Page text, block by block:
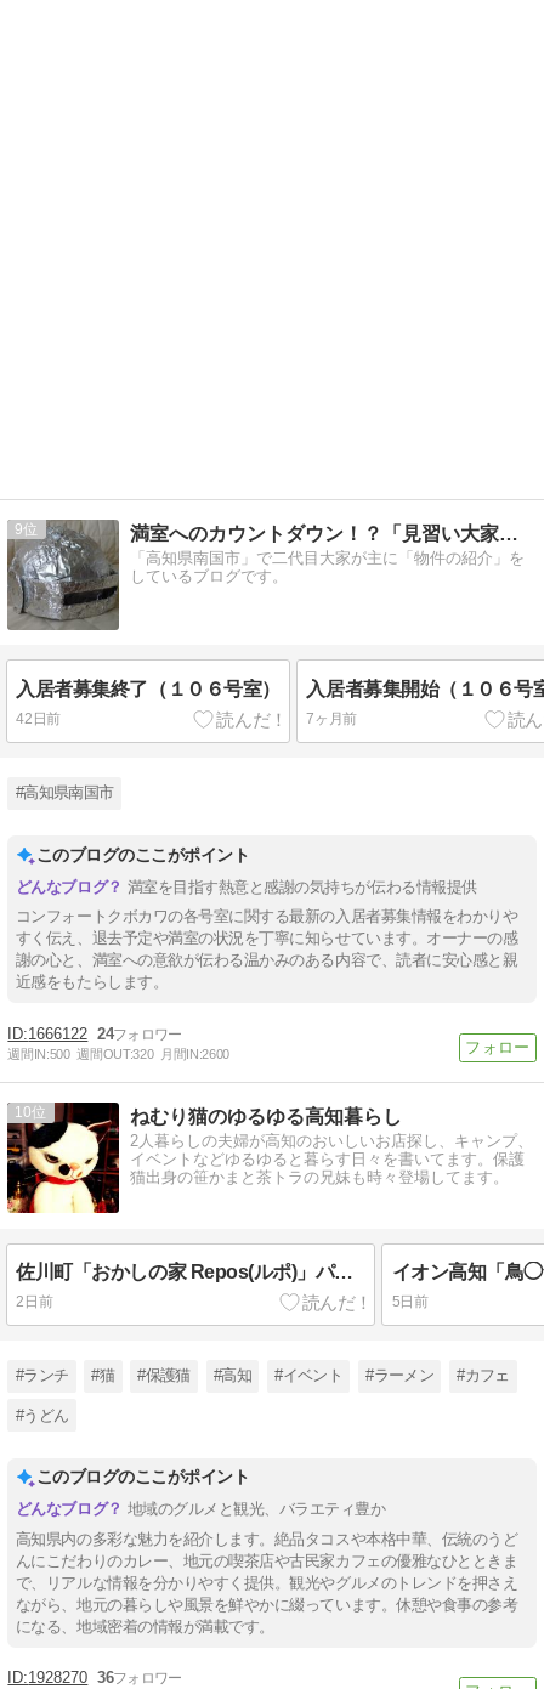
9 満室へのカウントダウン！？「見習い大家のぼや日記」
「高知県南国市」で二代目大家が主に「物件の紹介」を
しているブログです。
入居者募集終了（１０６号室）
42日前
入居者募集開始（１０６号
7ヶ月前
#高知県南国市
このブログのここがポイント
満室を目指す熱意と感謝の気持ちが伝わる情報提供
コンフォートクボカワの各号室に関する最新の入居者募集情報をわかりや
すく伝え、退去予定や満室の状況を丁寧に知らせています。オーナーの感
謝の心と、満室への意欲が伝わる温かみのある内容で、読者に安心感と親
近感をもたらします。
1666122 24
週間IN:500 週間OUT:320 月間IN:2600
10 ねむり猫のゆるゆる高知暮らし
2人暮らしの夫婦が高知のおいしいお店探し、キャンプ、
イベントなどゆるゆると暮らす日々を書いてます。保護
猫出身の笹かまと茶トラの兄妹も時々登場してます。
佐川町「おかしの家 Repos(ルポ)」パティシエが作るかき氷、生ショコラといちごミルク
2日前 5日前
#ランチ #猫 #保護猫 #高知 #イベント #ラーメン #カフェ
#うどん
このブログのここがポイント
地域のグルメと観光、バラエティ豊か
高知県内の多彩な魅力を紹介します。絶品タコスや本格中華、伝統のうど
んにこだわりのカレー、地元の喫茶店や古民家カフェの優雅なひとときま
で、リアルな情報を分かりやすく提供。観光やグルメのトレンドを押さえ
ながら、地元の暮らしや風景を鮮やかに綴っています。休憩や食事の参考
になる、地域密着の情報が満載です。
1928270 36